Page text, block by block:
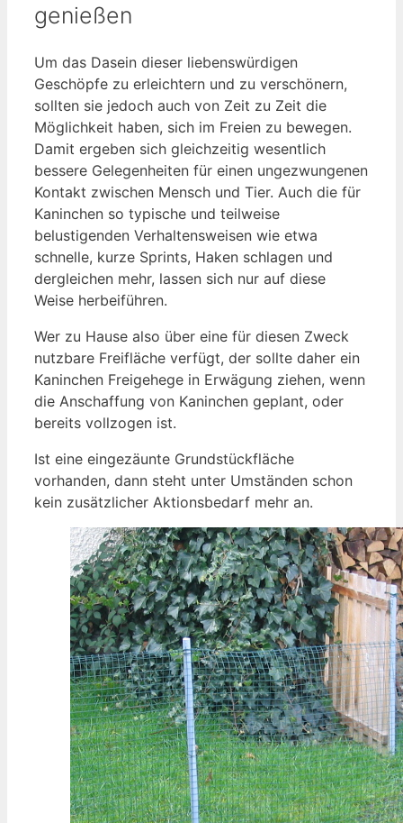
genießen
Um das Dasein dieser liebenswürdigen
Geschöpfe zu erleichtern und zu verschönern,
sollten sie jedoch auch von Zeit zu Zeit die
Möglichkeit haben, sich im Freien zu bewegen.
Damit ergeben sich gleichzeitig wesentlich
bessere Gelegenheiten für einen ungezwungenen
Kontakt zwischen Mensch und Tier. Auch die für
Kaninchen so typische und teilweise
belustigenden Verhaltensweisen wie etwa
schnelle, kurze Sprints, Haken schlagen und
dergleichen mehr, lassen sich nur auf diese
Weise herbeiführen.
Wer zu Hause also über eine für diesen Zweck
nutzbare Freifläche verfügt, der sollte daher ein
Kaninchen Freigehege in Erwägung ziehen, wenn
die Anschaffung von Kaninchen geplant, oder
bereits vollzogen ist.
Ist eine eingezäunte Grundstückfläche
vorhanden, dann steht unter Umständen schon
kein zusätzlicher Aktionsbedarf mehr an.